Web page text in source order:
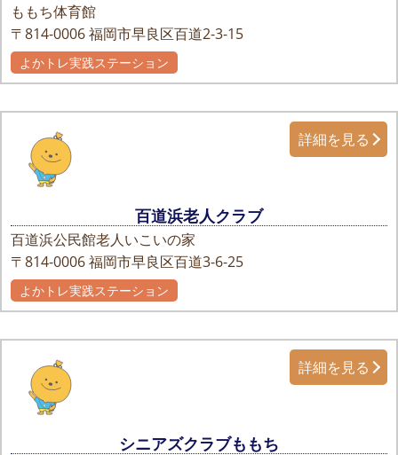
ももち体育館
〒814-0006福岡市早良区百道2-3-15
よかトレ実践ステーション
百道浜老人クラブ
百道浜公民館老人いこいの家
〒814-0006福岡市早良区百道3-6-25
詳細を見る
よかトレ実践ステーション
シニアズクラブももち
詳細を見る